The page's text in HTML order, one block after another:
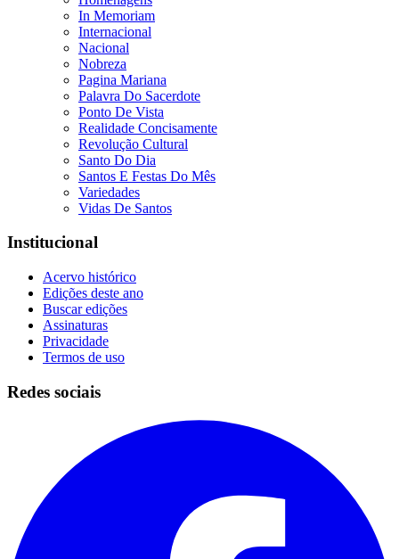
In Memoriam
Internacional
Nacional
Nobreza
Pagina Mariana
Palavra Do Sacerdote
Ponto De Vista
Realidade Concisamente
Revolução Cultural
Santo Do Dia
Santos E Festas Do Mês
Variedades
Vidas De Santos
Institucional
Acervo histórico
Edições deste ano
Buscar edições
Assinaturas
Privacidade
Termos de uso
Redes sociais